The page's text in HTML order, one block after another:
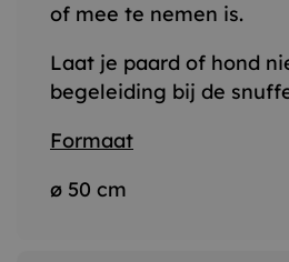
of mee te nemen is.
Laat je paard of hond
begeleiding bij de
Formaat
ø 50 cm